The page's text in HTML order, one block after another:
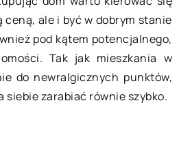
ale i być w dobrym stanie
pod kątem potencjalnego,
Tak jak mieszkania w
do newralgicznych punktów,
zarabiać równie szybko.